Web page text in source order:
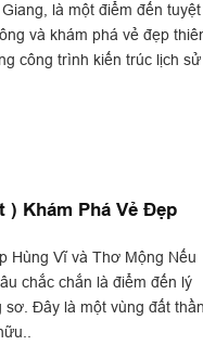
là một điểm đến tuyệt
và khám phá vẻ đẹp
công trình kiến trúc lịch sử
) Khám Phá Vẻ Đẹp
Hùng Vĩ và Thơ Mộng Nếu
chắc chắn là điểm đến lý
Đây là một vùng đất thần